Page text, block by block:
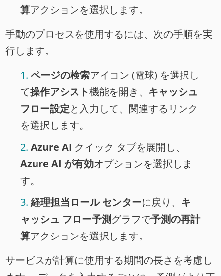
算アクションを選択します。
手動のプロセスを使用するには、次の手順を実
行します。
ページの検索アイコン (電球) を選択し
て操作アシスト機能を開き、 キャッシュ
フロー設定と入力して、関連するリンク
を選択します。
Azure AI クイック タブを展開し、
Azure AI が有効オプションを選択しま
す。
経理担当ロール センターに戻り、 キ
ャッシュ フロー予測グラフで予測の再計
算アクションを選択します。
サービスが計算に使用する期間の長さを考慮し